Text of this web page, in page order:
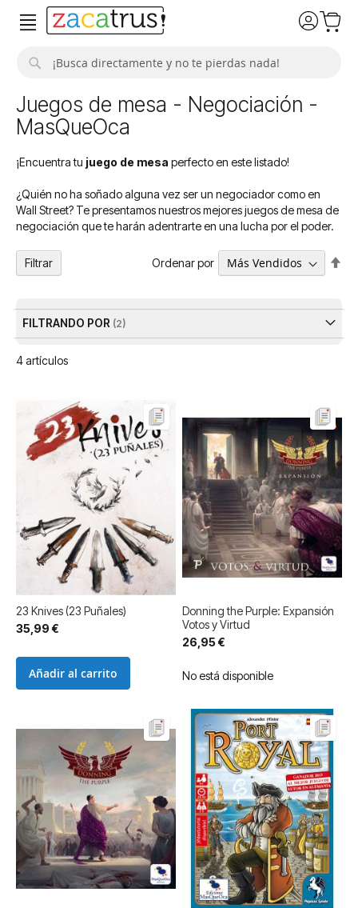
Juegos de mesa - Negociación -
MasQueOca
¡Encuentra tu juego de mesa perfecto en este listado!
¿Quién no ha soñado alguna vez ser un negociador como en
Wall Street? Te presentamos nuestros mejores juegos de mesa de
negociación que te harán adentrarte en una lucha por el poder.
4artículos
Ordenar por
23 Knives (23 Puñales)
35,99 €
Añadir al carrito
Donning the Purple: Expansión
Votos y Virtud
26,95 €
No está disponible
Filtrar
FILTRANDO POR